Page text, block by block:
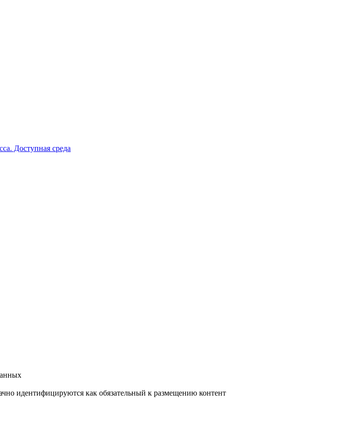
Доступная среда
идентифицируются как обязательный к размещению контент